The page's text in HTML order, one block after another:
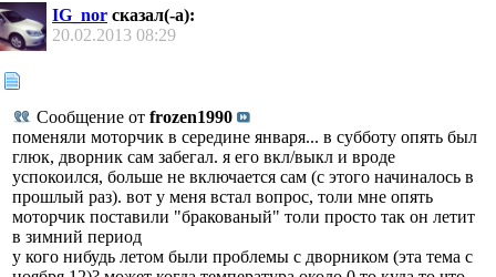
IG_nor сказал(-а):
20.02.2013 08:29
Сообщение от frozen1990
поменяли моторчик в середине января... в субботу опять был
глюк, дворник сам забегал. я его вкл/выкл и вроде
успокоился, больше не включается сам (с этого начиналось в
прошлый раз). вот у меня встал вопрос, толи мне опять
моторчик поставили "бракованый" толи просто так он летит
в зимний период
у кого нибудь летом были проблемы с дворником (эта тема с